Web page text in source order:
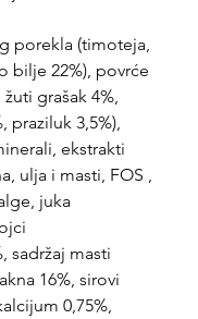
porekla (timoteja,
bilje 22%), povrće
žuti grašak 4%,
praziluk 3,5%),
ekstrakti
ulja i masti, FOS ,
juka
sadržaj masti
16%, sirovi
0,75%,